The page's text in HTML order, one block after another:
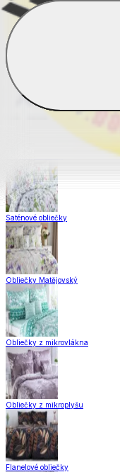
Obliečky Dual Feel®
Obliečky z hladkej bavlny
Saténové obliečky
Obliečky Matějovský
Obliečky z mikrovlákna
Obliečky z mikroplyšu
Flanelové obliečky